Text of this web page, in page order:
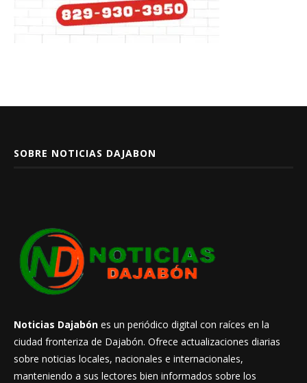
SOBRE NOTICIAS DAJABON
Noticias Dajabón es un periódico digital con raíces en la
ciudad fronteriza de Dajabón. Ofrece actualizaciones diarias
sobre noticias locales, nacionales e internacionales,
manteniendo a sus lectores bien informados sobre los